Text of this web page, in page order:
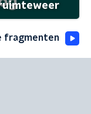
fragmenten